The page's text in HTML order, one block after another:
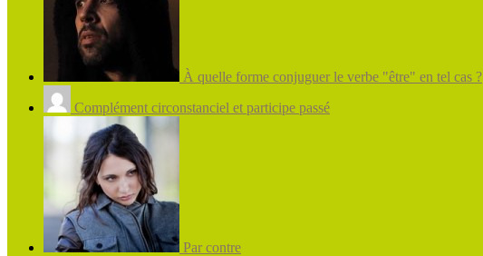
À quelle forme conjuguer le verbe "être" en tel cas ?
Complément circonstanciel et participe passé
Par contre